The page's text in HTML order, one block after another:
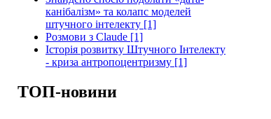
канібалізм» та колапс моделей
штучного інтелекту [1]
Розмови з Claude [1]
Історія розвитку Штучного Інтелекту
- криза антропоцентризму [1]
ТОП-новини